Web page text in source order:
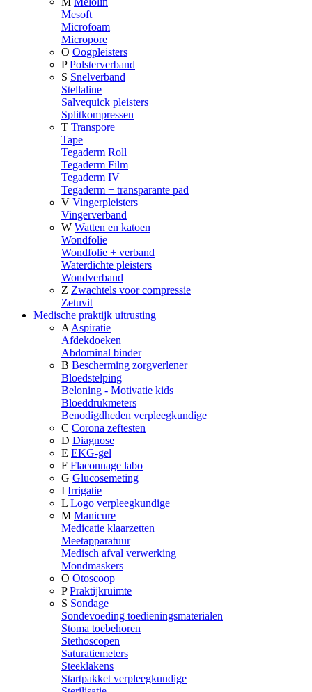
Mesoft
Microfoam
Micropore
O Oogpleisters
P Polsterverband
S Snelverband
Stellaline
Salvequick pleisters
Splitkompressen
T Transpore
Tape
Tegaderm Roll
Tegaderm Film
Tegaderm IV
Tegaderm + transparante pad
V Vingerpleisters
Vingerverband
W Watten en katoen
Wondfolie
Wondfolie + verband
Waterdichte pleisters
Wondverband
Z Zwachtels voor compressie
Zetuvit
Medische praktijk uitrusting
A Aspiratie
Afdekdoeken
Abdominal binder
B Bescherming zorgverlener
Bloedstelping
Beloning - Motivatie kids
Bloeddrukmeters
Benodigdheden verpleegkundige
C Corona zeftesten
D Diagnose
E EKG-gel
F Flaconnage labo
G Glucosemeting
I Irrigatie
L Logo verpleegkundige
M Manicure
Medicatie klaarzetten
Meetapparatuur
Medisch afval verwerking
Mondmaskers
O Otoscoop
P Praktijkruimte
S Sondage
Sondevoeding toedieningsmaterialen
Stoma toebehoren
Stethoscopen
Saturatiemeters
Steeklakens
Startpakket verpleegkundige